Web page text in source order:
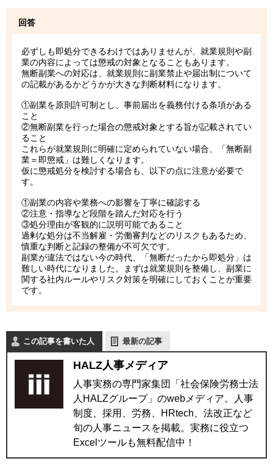
回答
必ずしも即処分できるわけではありませんが、就業規則や副
業の内容によっては懲戒の対象となることもあります。
無断副業への対応は、就業規則に副業禁止や届出制について
の記載があるかどうかが大きな判断材料になります。
①副業を原則許可制とし、事前届出を義務付ける条項がある
こと
②無断副業を行った場合の懲戒対象とする旨が記載されてい
ること
これらが就業規則に明確に定められていない場合、「無断副
業＝即懲戒」は難しくなります。
仮に懲戒処分を検討する場合も、以下の点に注意が必要で
す。
①副業の内容や業務への影響を丁寧に確認する
②注意・指導など段階を踏んだ対応を行う
③処分理由が客観的に説明可能であること
過剰な処分は不当解雇・労働審判などのリスクもあるため、
慎重な判断と記録の整備が不可欠です。
副業が違法ではない今の時代、「無断だったから即処分」は
難しい時代になりました。まずは就業規則を整備し、副業に
関する社内ルールやリスク対策を明確にしておくことが重要
です。
この記事を書いた人 最新の記事
HALZ人事メディア
人事実務の専門家集団「社会保険労務士法
人HALZグループ」のwebメディア。人事
制度、採用、労務、HRtech、法改正など
旬の人事ニュースを掲載。実務に役立つ
Excelツールも無料配信中！